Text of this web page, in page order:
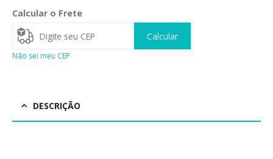
Calcular o Frete
Calcular
Não sei meu CEP
DESCRIÇÃO